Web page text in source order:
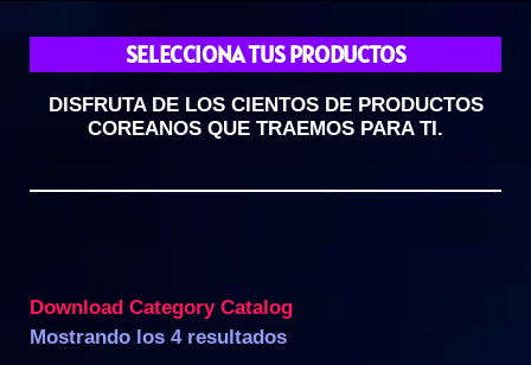
SELECCIONA TUS PRODUCTOS
DISFRUTA DE LOS CIENTOS DE PRODUCTOS
COREANOS QUE TRAEMOS PARA TI.
Download Category Catalog
Mostrando los 4 resultados